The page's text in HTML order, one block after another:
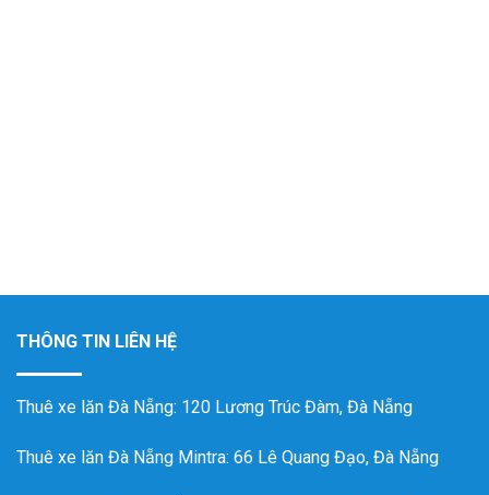
THÔNG TIN LIÊN HỆ
Thuê xe lăn Đà Nẵng: 120 Lương Trúc Đàm, Đà Nẵng
Thuê xe lăn Đà Nẵng Mintra: 66 Lê Quang Đạo, Đà Nẵng